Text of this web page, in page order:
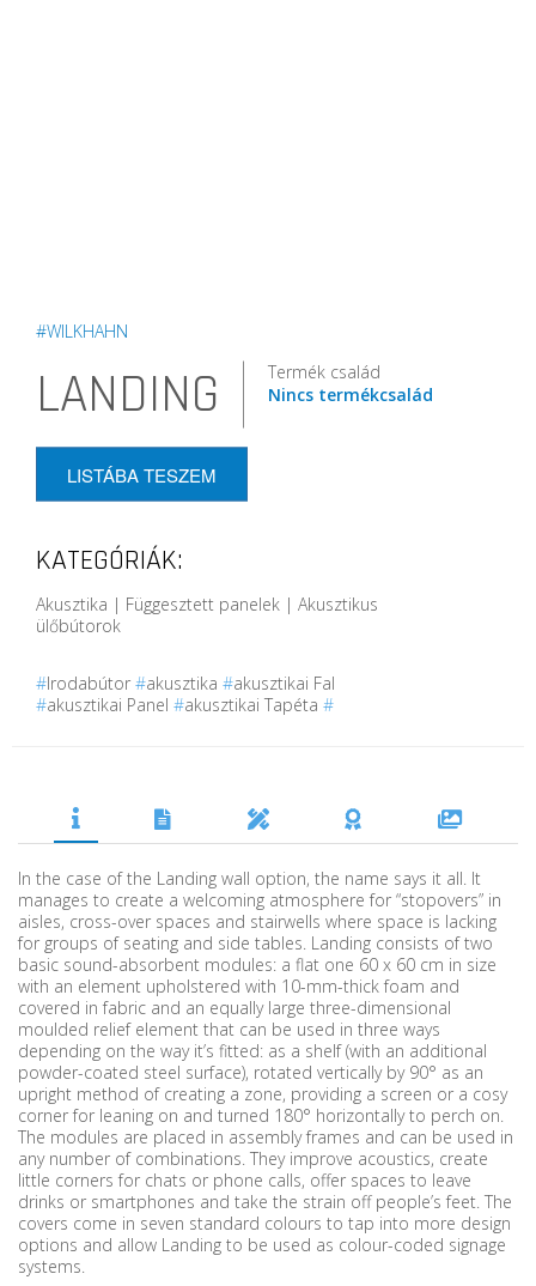
#WILKHAHN
LANDING
Termék család
Nincs termékcsalád
LISTÁBA TESZEM
KATEGÓRIÁK:
Akusztika | Függesztett panelek | Akusztikus
ülőbútorok
#Irodabútor #akusztika #akusztikai Fal
#akusztikai Panel #akusztikai Tapéta #
In the case of the Landing wall option, the name says it all. It
manages to create a welcoming atmosphere for “stopovers” in
aisles, cross-over spaces and stairwells where space is lacking
for groups of seating and side tables. Landing consists of two
basic sound-absorbent modules: a flat one 60 x 60 cm in size
with an element upholstered with 10-mm-thick foam and
covered in fabric and an equally large three-dimensional
moulded relief element that can be used in three ways
depending on the way it’s fitted: as a shelf (with an additional
powder-coated steel surface), rotated vertically by 90° as an
upright method of creating a zone, providing a screen or a cosy
corner for leaning on and turned 180° horizontally to perch on.
The modules are placed in assembly frames and can be used in
any number of combinations. They improve acoustics, create
little corners for chats or phone calls, offer spaces to leave
drinks or smartphones and take the strain off people’s feet. The
covers come in seven standard colours to tap into more design
options and allow Landing to be used as colour-coded signage
systems.